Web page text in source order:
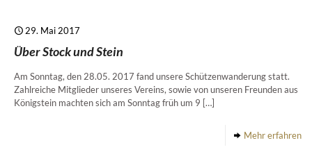
29. Mai 2017
Über Stock und Stein
Am Sonntag, den 28.05. 2017 fand unsere Schützenwanderung statt.
Zahlreiche Mitglieder unseres Vereins, sowie von unseren Freunden aus
Königstein machten sich am Sonntag früh um 9 […]
Mehr erfahren